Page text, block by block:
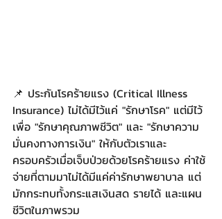
📌 ประกันโรคร้ายแรง (Critical Illness
Insurance) ไม่ได้มีไว้แค่ "รักษาโรค" แต่มีไว้
เพื่อ "รักษาคุณภาพชีวิต" และ "รักษาความ
มั่นคงทางการเงิน" ให้กับตัวเราและ
ครอบครัวเมื่อเจ็บป่วยด้วยโรคร้ายแรง ค่าใช้
จ่ายที่ตามมาไม่ได้มีแค่ค่ารักษาพยาบาล แต่
มักกระทบทั้งกระแสเงินสด รายได้ และแผน
ชีวิตในภาพรวม